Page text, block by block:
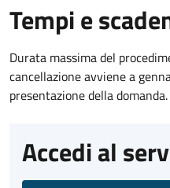
Tempi e
Durata massima del
cancellazione avviene a
presentazione della domanda.
Accedi al